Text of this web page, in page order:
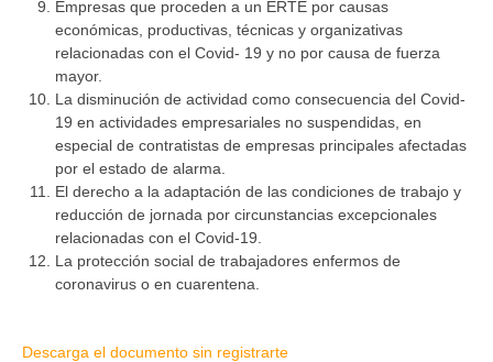
Empresas que proceden a un ERTE por causas
económicas, productivas, técnicas y organizativas
relacionadas con el Covid- 19 y no por causa de fuerza
mayor.
La disminución de actividad como consecuencia del Covid-
19 en actividades empresariales no suspendidas, en
especial de contratistas de empresas principales afectadas
por el estado de alarma.
El derecho a la adaptación de las condiciones de trabajo y
reducción de jornada por circunstancias excepcionales
relacionadas con el Covid-19.
La protección social de trabajadores enfermos de
coronavirus o en cuarentena.
Descarga el documento sin registrarte